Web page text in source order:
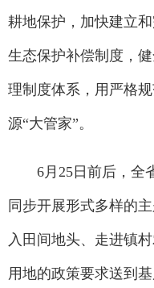
耕地保护，加快建立
生态保护补偿制度，
理制度体系，用严格
源“大管家”。
6月25日前后，全
同步开展形式多样的
入田间地头、走进镇
用地的政策要求送到